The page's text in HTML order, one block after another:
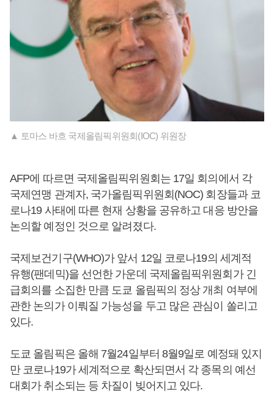
▲ 토마스 바흐 국제올림픽위원회(IOC) 위원장
AFP에 따르면 국제올림픽위원회는 17일 회의에서 각
국제연맹 관계자, 국가올림픽위원회(NOC) 회장들과 코
로나19 사태에 따른 현재 상황을 공유하고 대응 방안을
논의할 예정인 것으로 알려졌다.
국제보건기구(WHO)가 앞서 12일 코로나19의 세계적
유행(팬데믹)을 선언한 가운데 국제올림픽위원회가 긴
급회의를 소집한 만큼 도쿄 올림픽의 정상 개최 여부에
관한 논의가 이뤄질 가능성을 두고 많은 관심이 쏠리고
있다.
도쿄 올림픽은 올해 7월24일부터 8월9일로 예정돼 있지
만 코로나19가 세계적으로 확산되면서 각 종목의 예선
대회가 취소되는 등 차질이 빚어지고 있다.